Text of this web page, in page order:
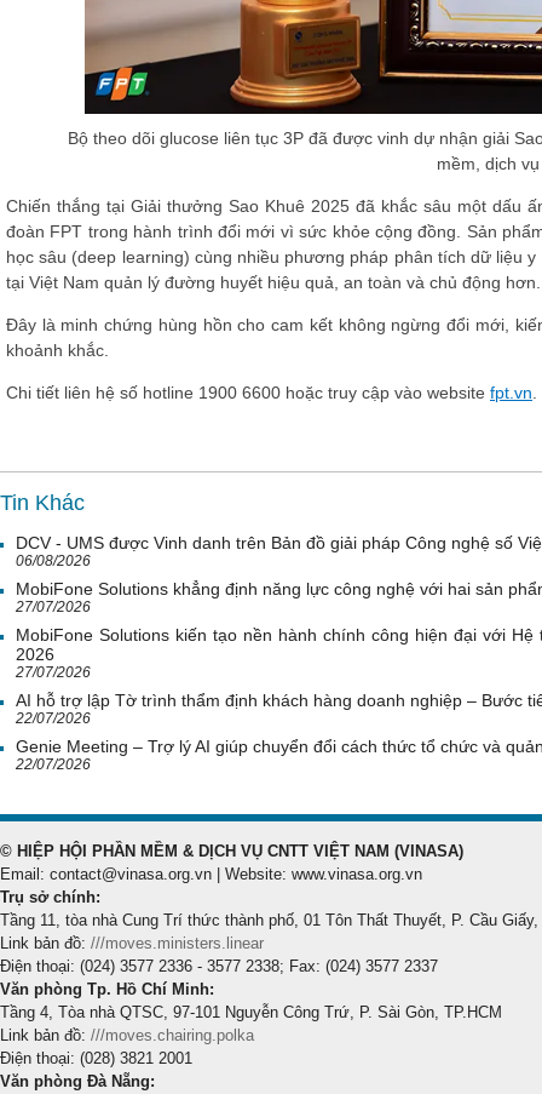
Bộ theo dõi glucose liên tục 3P đã được vinh dự nhận giải
mềm, dịch vụ
Chiến thắng tại Giải thưởng Sao Khuê 2025 đã khắc sâu một dấu
đoàn FPT trong hành trình đổi mới vì sức khỏe cộng đồng. Sản
học sâu (deep learning) cùng nhiều phương pháp phân tích dữ liệu
tại Việt Nam quản lý đường huyết hiệu quả, an toàn và chủ động hơn.
Đây là minh chứng hùng hồn cho cam kết không ngừng đổi mới,
khoảnh khắc.
Chi tiết liên hệ số hotline 1900 6600 hoặc truy cập vào website fpt.vn
Tin Khác
DCV - UMS được Vinh danh trên Bản đồ giải pháp Công nghệ số
06/08/2026
MobiFone Solutions khẳng định năng lực công nghệ với hai sản
27/07/2026
MobiFone Solutions kiến tạo nền hành chính công hiện đại với
2026
27/07/2026
AI hỗ trợ lập Tờ trình thẩm định khách hàng doanh nghiệp – Bước
22/07/2026
Genie Meeting – Trợ lý AI giúp chuyển đổi cách thức tổ chức và
22/07/2026
© HIỆP HỘI PHẦN MỀM & DỊCH VỤ CNTT VIỆT NAM (VINASA)
Email: contact@vinasa.org.vn | Website: www.vinasa.org.vn
Trụ sở chính:
Tầng 11, tòa nhà Cung Trí thức thành phố, 01 Tôn Thất Thuyết, P. Cầu Giấy,
Link bản đồ: ///moves.ministers.linear
Điện thoại: (024) 3577 2336 - 3577 2338; Fax: (024) 3577 2337
Văn phòng Tp. Hồ Chí Minh:
Tầng 4, Tòa nhà QTSC, 97-101 Nguyễn Công Trứ, P. Sài Gòn, TP.HCM
Link bản đồ: ///moves.chairing.polka
Điện thoại: (028) 3821 2001
Văn phòng Đà Nẵng: